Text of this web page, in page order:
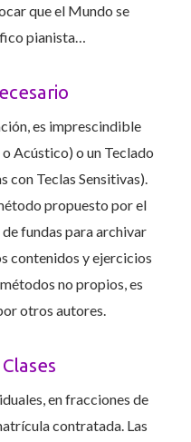
que el Mundo se
pianista…
es imprescindible
Acústico) o un Teclado
con Teclas Sensitivas).
propuesto por el
fundas para archivar
contenidos y ejercicios
no propios, es
otros autores.
en fracciones de
contratada. Las